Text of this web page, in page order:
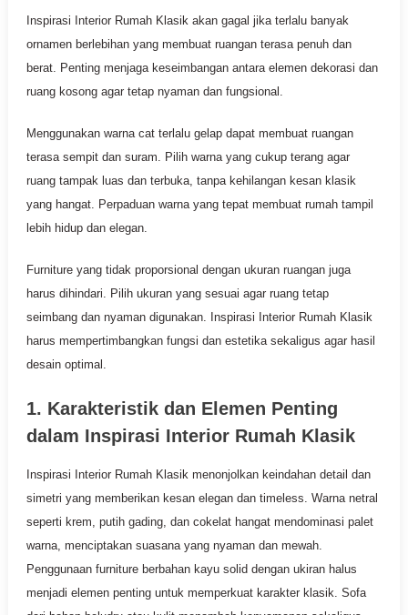
Inspirasi Interior Rumah Klasik akan gagal jika terlalu banyak
ornamen berlebihan yang membuat ruangan terasa penuh dan
berat. Penting menjaga keseimbangan antara elemen dekorasi dan
ruang kosong agar tetap nyaman dan fungsional.
Menggunakan warna cat terlalu gelap dapat membuat ruangan
terasa sempit dan suram. Pilih warna yang cukup terang agar
ruang tampak luas dan terbuka, tanpa kehilangan kesan klasik
yang hangat. Perpaduan warna yang tepat membuat rumah tampil
lebih hidup dan elegan.
Furniture yang tidak proporsional dengan ukuran ruangan juga
harus dihindari. Pilih ukuran yang sesuai agar ruang tetap
seimbang dan nyaman digunakan. Inspirasi Interior Rumah Klasik
harus mempertimbangkan fungsi dan estetika sekaligus agar hasil
desain optimal.
1. Karakteristik dan Elemen Penting
dalam Inspirasi Interior Rumah Klasik
Inspirasi Interior Rumah Klasik menonjolkan keindahan detail dan
simetri yang memberikan kesan elegan dan timeless. Warna netral
seperti krem, putih gading, dan cokelat hangat mendominasi palet
warna, menciptakan suasana yang nyaman dan mewah.
Penggunaan furniture berbahan kayu solid dengan ukiran halus
menjadi elemen penting untuk memperkuat karakter klasik. Sofa